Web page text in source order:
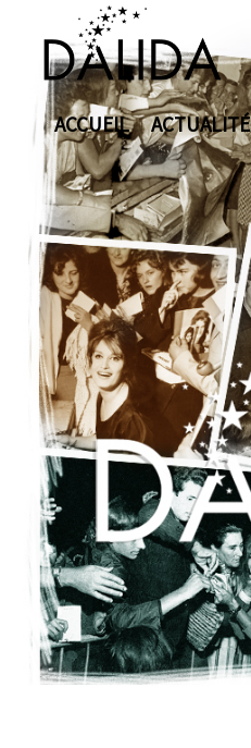
ACCUEIL ACTUALITÉ